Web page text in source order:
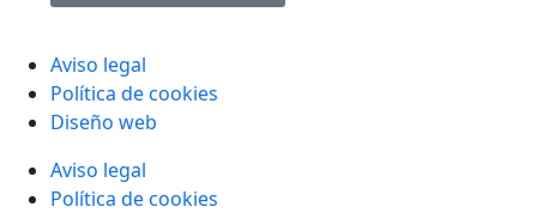
Aviso legal
Política de cookies
Diseño web
Aviso legal
Política de cookies